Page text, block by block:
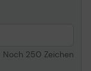
Noch 250 Zeichen